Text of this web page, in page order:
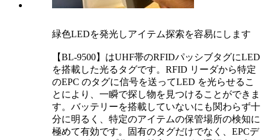
緑色LEDを発光しアイテム探索を容易にします
【BL-9500】はUHF帯のRFIDパッシブタグにLED
を搭載した光るタグです。RFID リーダから特定
のEPC のタグに信号を送ってLED を光らせるこ
とにより、一瞬で探し物を見つけることができま
す。バッテリーを搭載していないにも関わらず十
分に明るく、特定のアイテムの保管場所の検知に
極めて有効です。固有のタグだけでなく、EPCデ